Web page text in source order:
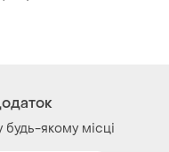
будь-якому місці